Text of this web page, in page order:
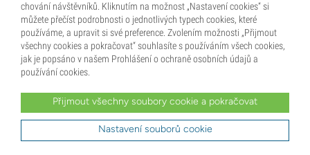
Původ kadidla Nag Champa
Nag Champa je jedinečná směs bylin a pryskyřic, která
vytváří ten ikonický, nezaměnitelný vonný profil kadidla.
Používá se tak často, že si mnoho lidí její vůni
automaticky spojí právě s vonnými...
chování návštěvníků. Kliknutím na možnost „Nastavení cookies“ si
můžete přečíst podrobnosti o jednotlivých typech cookies, které
používáme, a upravit si své preference. Zvolením možnosti „Přijmout
všechny cookies a pokračovat“ souhlasíte s používáním všech cookies,
jak je popsáno v našem Prohlášení o ochraně osobních údajů a
používání cookies.
Přijmout všechny soubory cookie a pokračovat
Nastavení souborů cookie